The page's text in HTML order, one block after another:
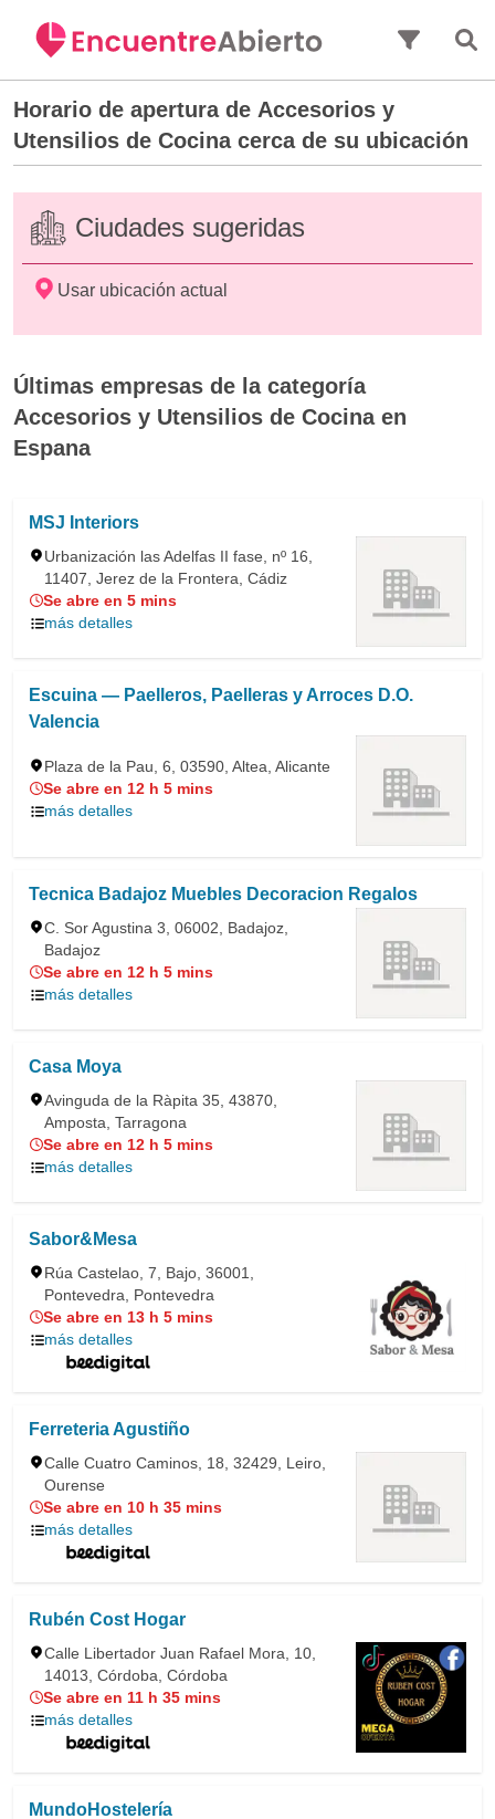
Horario de apertura de Accesorios y
Utensilios de Cocinacerca de su ubicación
Ciudades sugeridas
Usar ubicación actual
Últimas empresas de la categoría
Accesorios y Utensilios de Cocina en
Espana
MSJ Interiors
Urbanización las Adelfas II fase, nº 16,
11407, Jerez de la Frontera, Cádiz
Se abre en 5 mins
más detalles
Escuina — Paelleros, Paelleras y Arroces D.O.
Valencia
Plaza de la Pau, 6, 03590, Altea, Alicante
Se abre en 12 h 5 mins
más detalles
Tecnica Badajoz Muebles Decoracion Regalos
C. Sor Agustina 3, 06002, Badajoz,
Badajoz
Se abre en 12 h 5 mins
más detalles
Casa Moya
Avinguda de la Ràpita 35, 43870,
Amposta, Tarragona
Se abre en 12 h 5 mins
más detalles
Sabor&Mesa
Rúa Castelao, 7, Bajo, 36001,
Pontevedra, Pontevedra
Se abre en 13 h 5 mins
más detalles
Ferreteria Agustiño
Calle Cuatro Caminos, 18, 32429, Leiro,
Ourense
Se abre en 10 h 35 mins
más detalles
Rubén Cost Hogar
Calle Libertador Juan Rafael Mora, 10,
14013, Córdoba, Córdoba
Se abre en 11 h 35 mins
más detalles
MundoHostelería